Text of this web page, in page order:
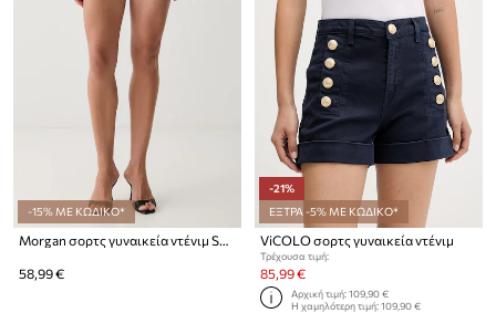
-15% ΜΕ ΚΩΔΙΚΟ*
Morgan σορτς γυναικεία ντένιμ SHOLEN
58,99 €
-21%
ΕΞΤΡΑ -5% ΜΕ ΚΩΔΙΚΟ*
ViCOLO σορτς γυναικεία ντένιμ
Τρέχουσα τιμή:
85,99 €
Αρχική τιμή:109,90 €
Η χαμηλότερη τιμή:109,90 €